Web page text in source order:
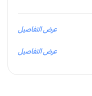
عرض التفاصيل
عرض التفاصيل